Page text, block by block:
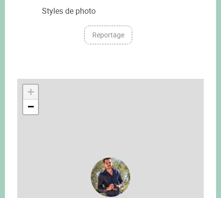
Styles de photo
Reportage
+
−